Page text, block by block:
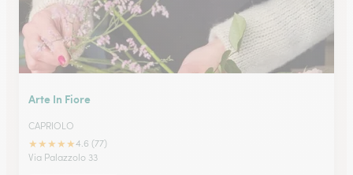
Arte In Fiore
CAPRIOLO
★★★★★4.6 (77)
Via Palazzolo 33